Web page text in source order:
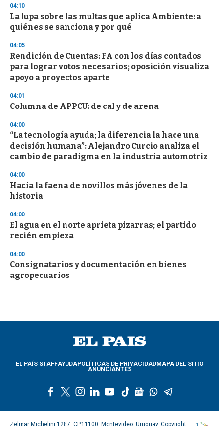
s
e
c
o
d
s
04:10
La lupa sobre las multas que aplica Ambiente: a
quiénes se sanciona y por qué
04:05
Rendición de Cuentas: FA con los días contados
para lograr votos necesarios; oposición visualiza
apoyo a proyectos aparte
04:01
Columna de APPCU: de cal y de arena
04:00
“La tecnología ayuda; la diferencia la hace una
decisión humana”: Alejandro Curcio analiza el
cambio de paradigma en la industria automotriz
04:00
Hacia la faena de novillos más jóvenes de la
historia
04:00
El agua en el norte aprieta pizarras; el partido
recién empieza
04:00
Consignatarios y documentación en bienes
agropecuarios
EL PAÍS STAFFAYUDAPOLÍTICAS DE PRIVACIDADMAPA DEL SITIO
ANUNCIANTES
c
e
w
i
s
t
l
n
k
y
u
t
k
g
o
w
a
l
e
Zelmar Michelini 1287, CP.11100, Montevideo, Uruguay. Copyright